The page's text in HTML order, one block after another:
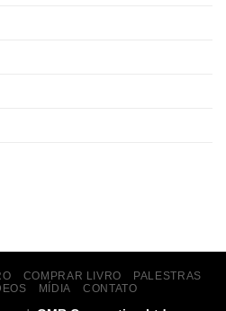
COMPRAR LIVRO
PALESTRAS
MÍDIA CONTATO